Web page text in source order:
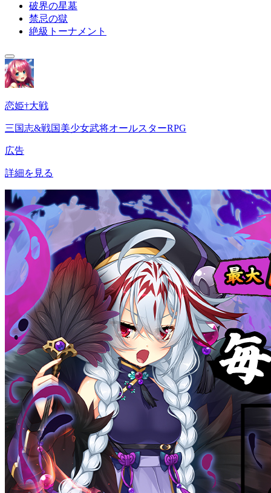
破界の星墓
禁忌の獄
絶級トーナメント
恋姫†大戦
三国志&戦国美少女武将オールスターRPG
広告
詳細を見る